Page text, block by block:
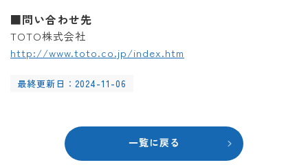
■問い合わせ先
TOTO株式会社
http://www.toto.co.jp/index.htm
最終更新日：2024-11-06
一覧に戻る